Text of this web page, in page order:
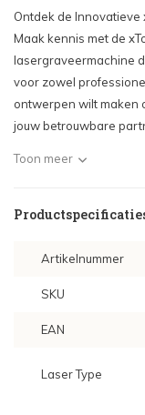
Ontdek de Innovatieve
Maak kennis met de
lasergraveermachine
voor zowel
ontwerpen wilt maken
jouw betrouwbare
Toon meer
Artikelnummer
SKU
EAN
Laser Type